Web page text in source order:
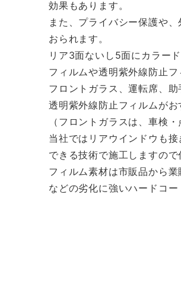
効果もあります。
また、プライバシー保護や
おられます。
リア3面ないし5面にカラー
フィルムや透明紫外線防止
フロントガラス、運転席、
透明紫外線防止フィルムがお
（フロントガラスは、車検
当社ではリアウインドウも
できる技術で施工しますの
フィルム素材は市販品から
などの劣化に強いハードコー